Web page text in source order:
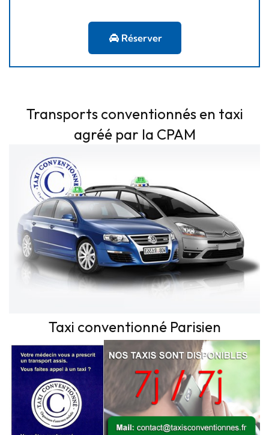
Réserver
Transports conventionnés en taxi
agréé par la CPAM
Taxi conventionné Parisien